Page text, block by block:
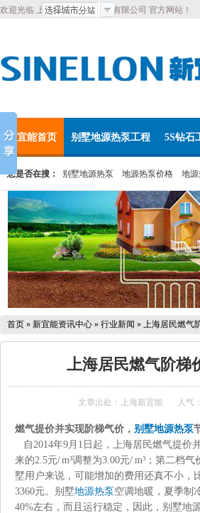
欢迎光临 上海新宜能环境科技有限公司 官方网站！
新宜能首页 别墅地源热泵工程 5S钻石
您是否在搜： 别墅地源热泵 地源热泵价格 地
首页 » 新宜能资讯中心 » 行业新闻 » 上海居民燃气
上海居民燃气阶梯
文章出处：上海新宜能 人气：
燃气提价并实现阶梯气价， 别墅地源热泵
自2014年9月1日起，上海居民燃气提价
来的2.5元/ m³调整为3.00元/ m³；第二档
墅用户来说，可能增加的费用还真不小，
3360元。别墅地源热泵 空调地暖，夏季制
40%左右，而且运行稳定，因此，别墅地